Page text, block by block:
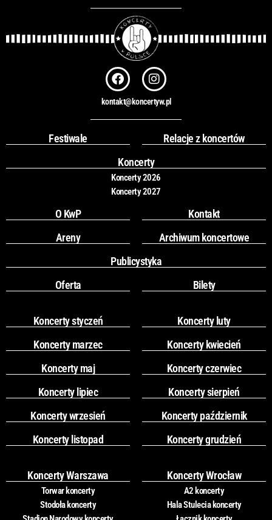
F
a
c
e
b
o
k
I
n
s
t
a
r
a
m
kontakt@koncertyw.pl
Festiwale
Relacje z koncertów
Koncerty
Koncerty 2026
Koncerty 2027
O KwP
Kontakt
Areny
Archiwum koncertowe
Publicystyka
Oferta
Bilety
Koncerty styczeń
Koncerty luty
Koncerty marzec
Koncerty kwiecień
Koncerty maj
Koncerty czerwiec
Koncerty lipiec
Koncerty sierpień
Koncerty wrzesień
Koncerty październik
Koncerty listopad
Koncerty grudzień
Koncerty Warszawa
Torwar koncerty
Stodoła koncerty
Koncerty Wrocław
A2 koncerty
Hala Stulecia koncerty